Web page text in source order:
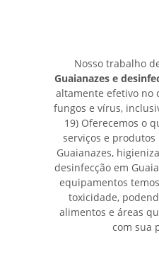
Nosso trabalho
Guaianazes e
altamente efetivo no
fungos e vírus,
19) Oferecemos o
serviços e
Guaianazes,
desinfecção em
equipamentos
toxicidade,
alimentos e áreas
com sua